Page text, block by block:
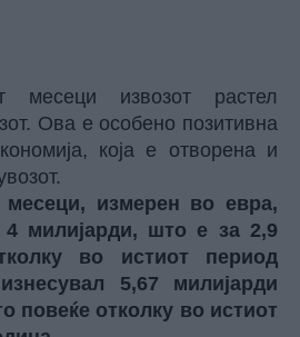
извозот растел
Ова е особено позитивна
која е отворена и
измерен во евра,
4 милијарди, што е за 2,9
во истиот период
5,67 милијарди
повеќе отколку во истиот